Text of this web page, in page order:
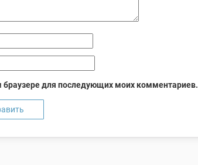
браузере для последующих моих комментариев.